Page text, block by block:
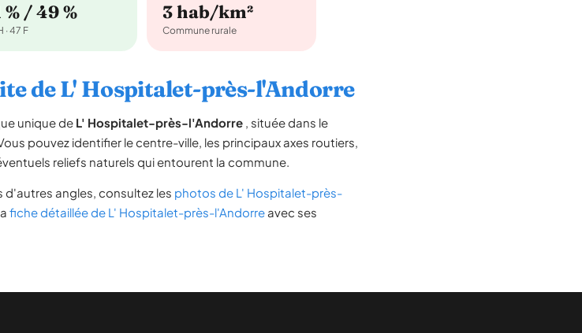
% / 49 %
· 47 F
3 hab/km²
Commune rurale
de L' Hospitalet-près-l'Andorre
unique de L' Hospitalet-près-l'Andorre , située dans le
pouvez identifier le centre-ville, les principaux axes routiers,
reliefs naturels qui entourent la commune.
d'autres angles, consultez les photos de L' Hospitalet-près-
fiche détaillée de L' Hospitalet-près-l'Andorre avec ses